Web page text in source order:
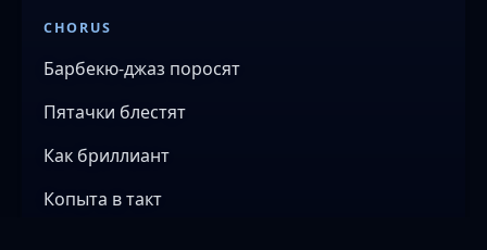
CHORUS
Барбекю-джаз поросят
Пятачки блестят
Как бриллиант
Копыта в такт